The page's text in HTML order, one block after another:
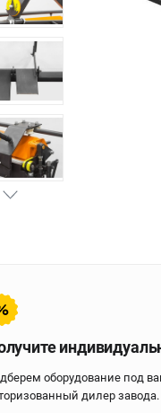
оборудование под
дилер завода.